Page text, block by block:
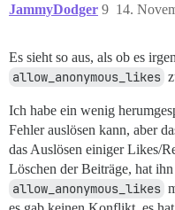
JammyDodger 14.
9
Es sieht so aus, als ob es
allow_anonymous_likes
Ich habe ein wenig
Fehler auslösen kann, aber
das Auslösen einiger Likes/
Löschen der Beiträge, hat
allow_anonymous_likes